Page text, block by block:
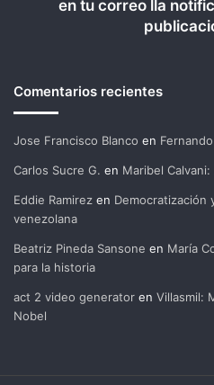
en tu correo lla
Comentarios recientes
Jose Francisco Blanco en
Carlos Sucre G. en Maribel
Eddie Ramirez en Democratización
venezolana
Beatriz Pineda Sansone en María
para la historia
act 2 video generator en Villasmil:
Nobel